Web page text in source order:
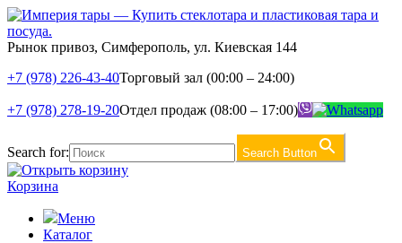
Рынок привоз, Симферополь, ул. Киевская 144
+7 (978) 226-43-40Торговый зал (00:00 – 24:00)
+7 (978) 278-19-20Отдел продаж (08:00 – 17:00)
Search for: Search Button
Корзина
Меню
Каталог